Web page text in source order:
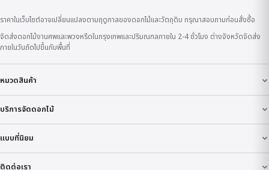
ราคาในเว็บไซต์อาจเปลี่ยนแปลงตามฤดูกาลของดอกไม้และวัตถุดิบ กรุณาสอบถามก่อนสั่งซื้อ
จัดส่งดอกไม้งานศพและพวงหรีดในกรุงเทพและปริมณฑลภายใน 2-4 ชั่วโมง ต่างจังหวัดจัดส่ง
ภายในวันถัดไปขึ้นกับพื้นที่
หมวดสินค้า
บริการจัดดอกไม้
แบบที่นิยม
ติดต่อเรา